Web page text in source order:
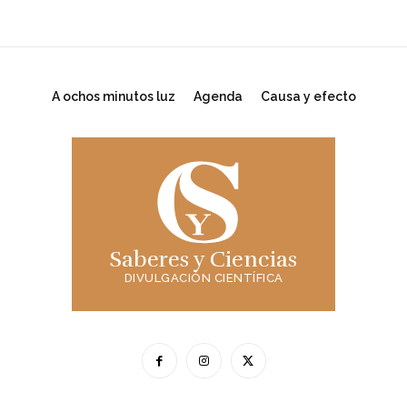
A ochos minutos luz Agenda Causa y efecto
Saberes y Ciencias
DIVULGACIÓN CIENTÍFICA